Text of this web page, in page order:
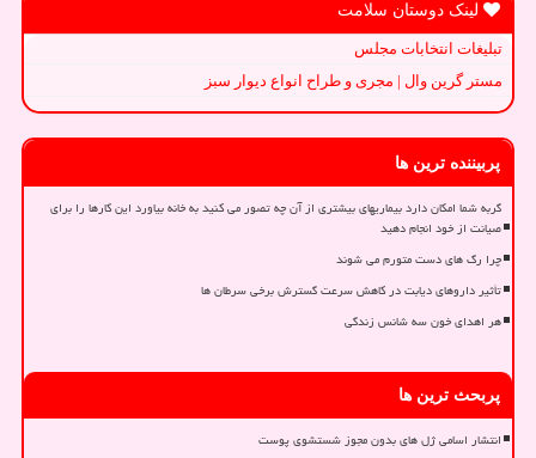
لینک دوستان سلامت
تبلیغات انتخابات مجلس
مستر گرین وال | مجری و طراح انواع دیوار سبز
پربیننده ترین ها
گربه شما امکان دارد بیماریهای بیشتری از آن چه تصور می کنید به خانه بیاورد این کارها را برای
صیانت از خود انجام دهید
چرا رگ های دست متورم می شوند
تأثیر داروهای دیابت در کاهش سرعت گسترش برخی سرطان ها
هر اهدای خون سه شانس زندگی
پربحث ترین ها
انتشار اسامی ژل های بدون مجوز شستشوی پوست